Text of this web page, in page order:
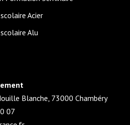
Acier
Alu
Blanche, 73000 Chambéry
07